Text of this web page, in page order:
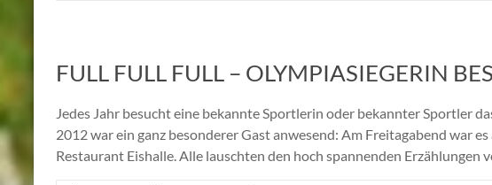
FULL FULL FULL – OLYMPIASIEGERIN
Jedes Jahr besucht eine bekannte Sportlerin oder bekannter Sportler
2012 war ein ganz besonderer Gast anwesend: Am Freitagabend war
Restaurant Eishalle. Alle lauschten den hoch spannenden Erzählungen